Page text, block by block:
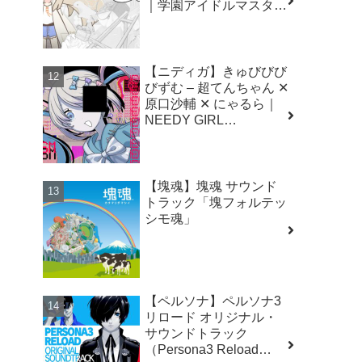
｜学園アイドルマスター
【ニディガ】きゅびびび
びずむ – 超てんちゃん ✕
原口沙輔 ✕ にゃるら｜
NEEDY GIRL
【塊魂】塊魂 サウンド
トラック「塊フォルテッ
シモ魂」
【ペルソナ】ペルソナ3
リロード オリジナル・
サウンドトラック
（Persona3 Reload